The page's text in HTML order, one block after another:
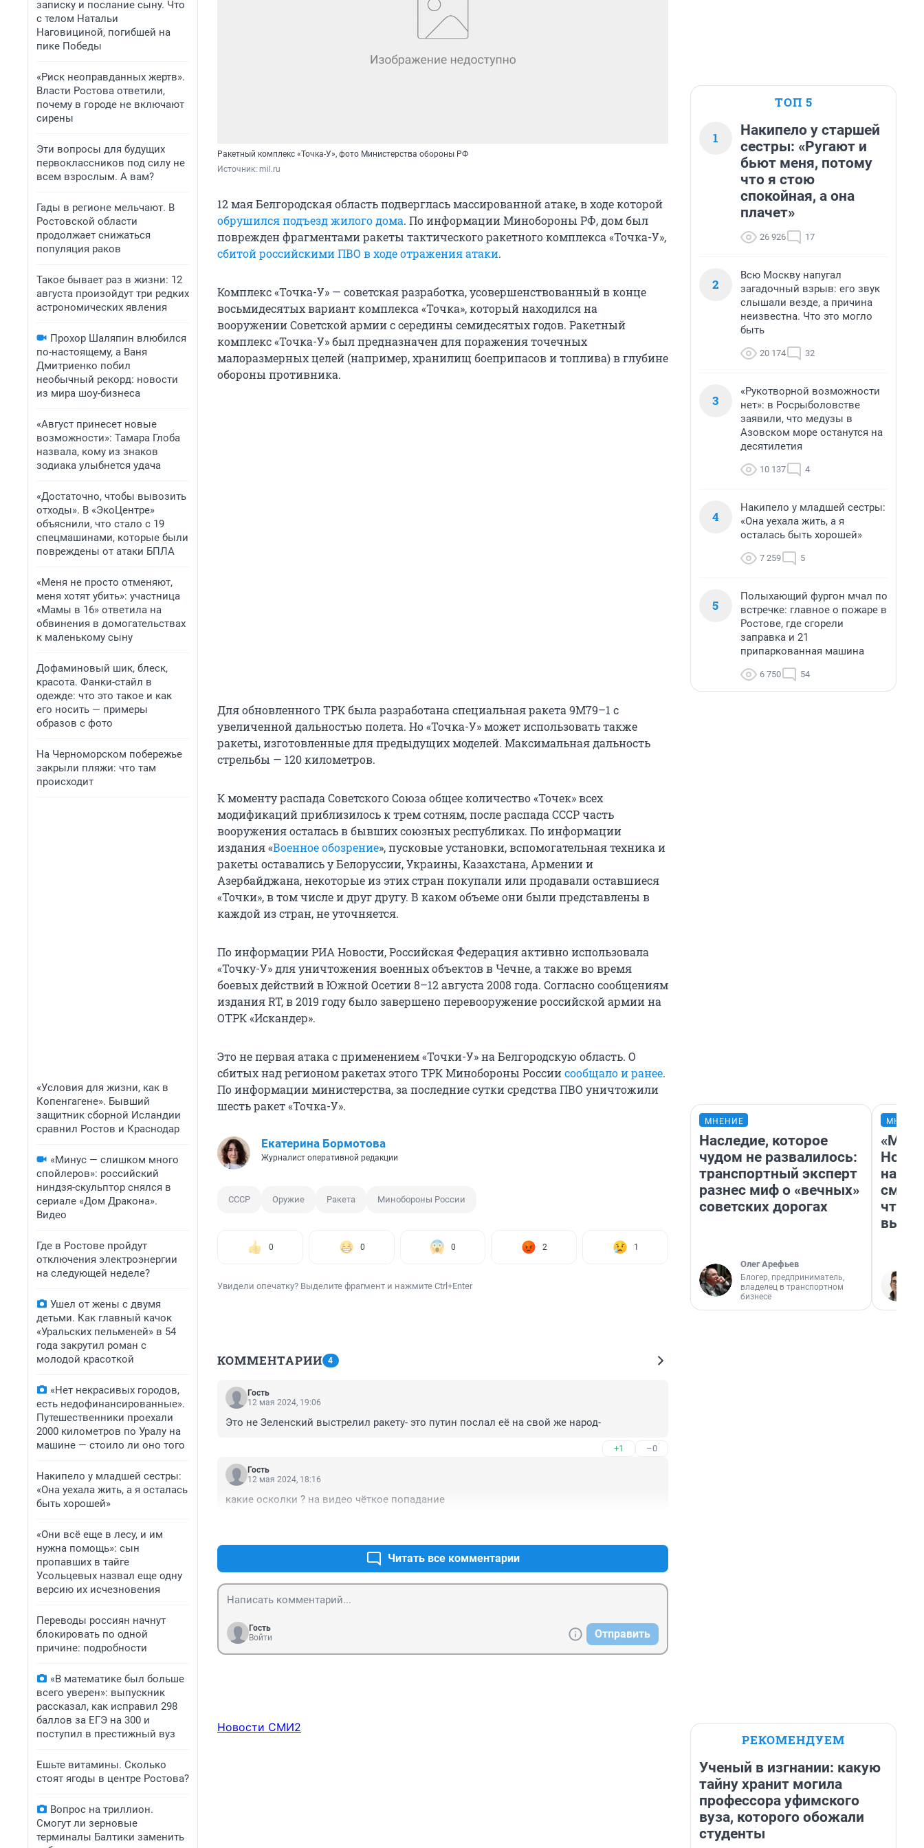
записку и послание сыну. Что
с телом Натальи
Наговициной, погибшей на
пике Победы
«Риск неоправданных жертв».
Власти Ростова ответили,
почему в городе не включают
сирены
Эти вопросы для будущих
первоклассников под силу не
всем взрослым. А вам?
Гады в регионе мельчают. В
Ростовской области
продолжает снижаться
популяция раков
Такое бывает раз в жизни: 12
августа произойдут три редких
астрономических явления
Прохор Шаляпин влюбился
по-настоящему, а Ваня
Дмитриенко побил
необычный рекорд: новости
из мира шоу-бизнеса
«Август принесет новые
возможности»: Тамара Глоба
назвала, кому из знаков
зодиака улыбнется удача
«Достаточно, чтобы вывозить
отходы». В «ЭкоЦентре»
объяснили, что стало с 19
спецмашинами, которые были
повреждены от атаки БПЛА
«Меня не просто отменяют,
меня хотят убить»: участница
«Мамы в 16» ответила на
обвинения в домогательствах
к маленькому сыну
Дофаминовый шик, блеск,
красота. Фанки-стайл в
одежде: что это такое и как
его носить — примеры
образов с фото
На Черноморском побережье
закрыли пляжи: что там
происходит
«Условия для жизни, как в
Копенгагене». Бывший
защитник сборной Исландии
сравнил Ростов и Краснодар
«Минус — слишком много
спойлеров»: российский
ниндзя-скульптор снялся в
сериале «Дом Дракона».
Видео
Где в Ростове пройдут
отключения электроэнергии
на следующей неделе?
Ушел от жены с двумя
детьми. Как главный качок
«Уральских пельменей» в 54
года закрутил роман с
молодой красоткой
«Нет некрасивых городов,
есть недофинансированные».
Путешественники проехали
2000 километров по Уралу на
машине — стоило ли оно того
Накипело у младшей сестры:
«Она уехала жить, а я осталась
быть хорошей»
«Они всё еще в лесу, и им
нужна помощь»: сын
пропавших в тайге
Усольцевых назвал еще одну
версию их исчезновения
Переводы россиян начнут
блокировать по одной
причине: подробности
«В математике был больше
всего уверен»: выпускник
рассказал, как исправил 298
баллов за ЕГЭ на 300 и
поступил в престижный вуз
Ешьте витамины. Сколько
стоят ягоды в центре Ростова?
Вопрос на триллион.
Смогут ли зерновые
терминалы Балтики заменить
Ракетный комплекс «Точка-У», фото Министерства обороны РФ
Источник: mil.ru
12 мая Белгородская область подверглась массированной атаке, в ходе которой
обрушился подъезд жилого дома. По информации Минобороны РФ, дом был
поврежден фрагментами ракеты тактического ракетного комплекса «Точка-У»,
сбитой российскими ПВО в ходе отражения атаки.
Комплекс «Точка-У» — советская разработка, усовершенствованный в конце
восьмидесятых вариант комплекса «Точка», который находился на
вооружении Советской армии с середины семидесятых годов. Ракетный
комплекс «Точка-У» был предназначен для поражения точечных
малоразмерных целей (например, хранилищ боеприпасов и топлива) в глубине
обороны противника.
Для обновленного ТРК была разработана специальная ракета 9М79–1 с
увеличенной дальностью полета. Но «Точка-У» может использовать также
ракеты, изготовленные для предыдущих моделей. Максимальная дальность
стрельбы — 120 километров.
К моменту распада Советского Союза общее количество «Точек» всех
модификаций приблизилось к трем сотням, после распада СССР часть
вооружения осталась в бывших союзных республиках. По информации
издания «Военное обозрение», пусковые установки, вспомогательная техника и
ракеты оставались у Белоруссии, Украины, Казахстана, Армении и
Азербайджана, некоторые из этих стран покупали или продавали оставшиеся
«Точки», в том числе и друг другу. В каком объеме они были представлены в
каждой из стран, не уточняется.
По информации РИА Новости, Российская Федерация активно использовала
«Точку-У» для уничтожения военных объектов в Чечне, а также во время
боевых действий в Южной Осетии 8–12 августа 2008 года. Согласно сообщениям
издания RT, в 2019 году было завершено перевооружение российской армии на
ОТРК «Искандер».
Это не первая атака с применением «Точки-У» на Белгородскую область. О
сбитых над регионом ракетах этого ТРК Минобороны Россиисообщало и ранее.
По информации министерства, за последние сутки средства ПВО уничтожили
шесть ракет «Точка-У».
Екатерина Бормотова
Журналист оперативной редакции
СССР Оружие Ракета Минобороны России
0 0 0 2 1
Увидели опечатку? Выделите фрагмент и нажмите Ctrl+Enter
КОММЕНТАРИИ 4
Гость
12 мая 2024, 19:06
Это не Зеленский выстрелил ракету- это путин послал её на свой же народ-
+1 –0
Гость
12 мая 2024, 18:16
какие осколки ? на видео чёткое попадание
Читать все комментарии
Гость
Войти
Отправить
Новости СМИ2
ТОП 5
1
Накипело у старшей
сестры: «Ругают и
бьют меня, потому
что я стою
спокойная, а она
плачет»
26 926 17
2
Всю Москву напугал
загадочный взрыв: его звук
слышали везде, а причина
неизвестна. Что это могло
быть
20 174 32
3
«Рукотворной возможности
нет»: в Росрыболовстве
заявили, что медузы в
Азовском море останутся на
десятилетия
10 137 4
4
Накипело у младшей сестры:
«Она уехала жить, а я
осталась быть хорошей»
7 259 5
5
Полыхающий фургон мчал по
встречке: главное о пожаре в
Ростове, где сгорели
заправка и 21
припаркованная машина
6 750 54
МНЕНИЕ
Наследие, которое
чудом не развалилось:
транспортный эксперт
разнес миф о «вечных»
советских дорогах
Олег Арефьев
Блогер, предприниматель,
владелец в транспортном
бизнесе
«Мы
РЕКОМЕНДУЕМ
Ученый в изгнании: какую
тайну хранит могила
профессора уфимского
вуза, которого обожали
студенты